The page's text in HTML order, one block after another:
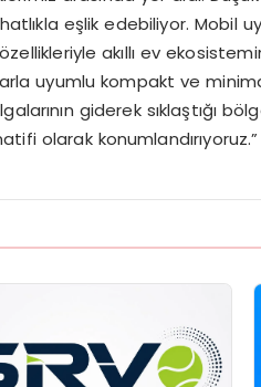
eşlik edebiliyor. Mobil
akıllı ev
uyumlu kompakt ve
giderek sıklaştığı
olarak konumlandırıyoruz.”